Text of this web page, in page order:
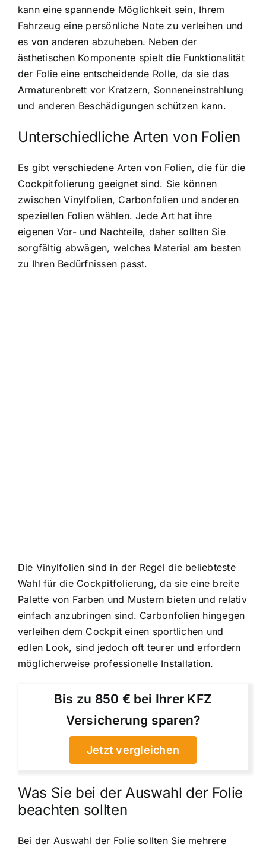
kann eine spannende Möglichkeit sein, Ihrem
Fahrzeug eine persönliche Note zu verleihen und
es von anderen abzuheben. Neben der
ästhetischen Komponente spielt die Funktionalität
der Folie eine entscheidende Rolle, da sie das
Armaturenbrett vor Kratzern, Sonneneinstrahlung
und anderen Beschädigungen schützen kann.
Unterschiedliche Arten von Folien
Es gibt verschiedene Arten von Folien, die für die
Cockpitfolierung geeignet sind. Sie können
zwischen Vinylfolien, Carbonfolien und anderen
speziellen Folien wählen. Jede Art hat ihre
eigenen Vor- und Nachteile, daher sollten Sie
sorgfältig abwägen, welches Material am besten
zu Ihren Bedürfnissen passt.
Die Vinylfolien sind in der Regel die beliebteste
Wahl für die Cockpitfolierung, da sie eine breite
Palette von Farben und Mustern bieten und relativ
einfach anzubringen sind. Carbonfolien hingegen
verleihen dem Cockpit einen sportlichen und
edlen Look, sind jedoch oft teurer und erfordern
möglicherweise professionelle Installation.
Bis zu 850 € bei Ihrer KFZ
Versicherung sparen?
Jetzt vergleichen
Was Sie bei der Auswahl der Folie
beachten sollten
Bei der Auswahl der Folie sollten Sie mehrere